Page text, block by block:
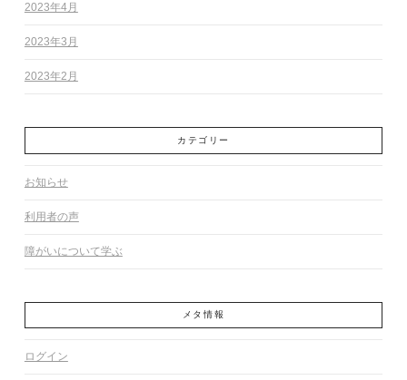
2023年4月
2023年3月
2023年2月
カテゴリー
お知らせ
利用者の声
障がいについて学ぶ
メタ情報
ログイン